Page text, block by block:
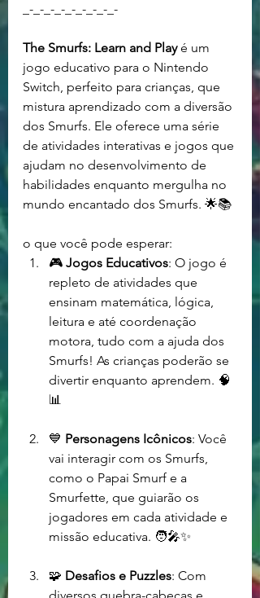
_-_-_-_-_-_-_-_-_-
The Smurfs: Learn and Play é um
jogo educativo para o Nintendo
Switch, perfeito para crianças, que
mistura aprendizado com a diversão
dos Smurfs. Ele oferece uma série
de atividades interativas e jogos que
ajudam no desenvolvimento de
habilidades enquanto mergulha no
mundo encantado dos Smurfs. 🌟📚
o que você pode esperar:
🎮 Jogos Educativos: O jogo é
repleto de atividades que
ensinam matemática, lógica,
leitura e até coordenação
motora, tudo com a ajuda dos
Smurfs! As crianças poderão se
divertir enquanto aprendem. 🧠
📊
💙 Personagens Icônicos: Você
vai interagir com os Smurfs,
como o Papai Smurf e a
Smurfette, que guiarão os
jogadores em cada atividade e
missão educativa. 🧑‍🎤✨
🧩 Desafios e Puzzles: Com